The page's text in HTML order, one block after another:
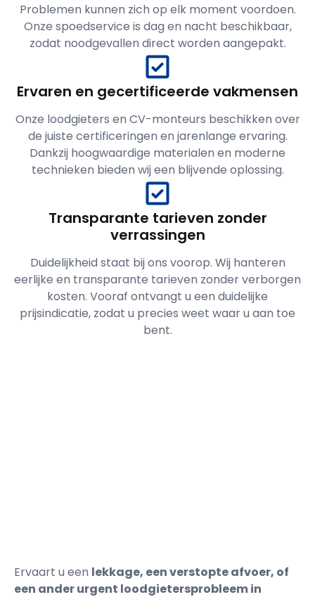
Problemen kunnen zich op elk moment voordoen.
Onze spoedservice is dag en nacht beschikbaar,
zodat noodgevallen direct worden aangepakt.
Ervaren en gecertificeerde vakmensen
Onze loodgieters en CV-monteurs beschikken over
de juiste certificeringen en jarenlange ervaring.
Dankzij hoogwaardige materialen en moderne
technieken bieden wij een blijvende oplossing.
Transparante tarieven zonder
verrassingen
Duidelijkheid staat bij ons voorop. Wij hanteren
eerlijke en transparante tarieven zonder verborgen
kosten. Vooraf ontvangt u een duidelijke
prijsindicatie, zodat u precies weet waar u aan toe
bent.
Ervaart u een lekkage, een verstopte afvoer, of
een ander urgent loodgietersprobleem in